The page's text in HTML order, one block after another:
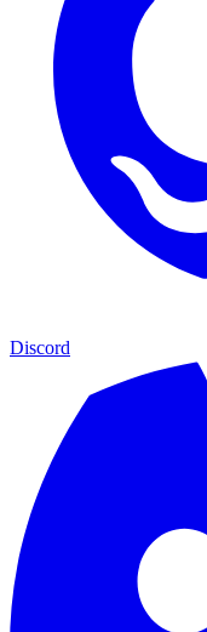
Discord